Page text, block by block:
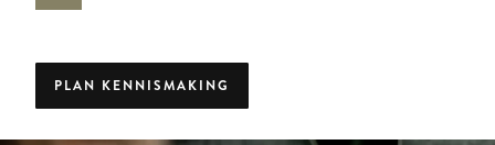
PLAN KENNISMAKING